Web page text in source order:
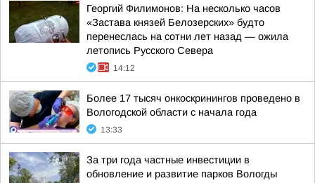
Георгий Филимонов: На несколько часов
«Застава князей Белозерских» будто
перенеслась на сотни лет назад — ожила
летопись Русского Севера
14:12
Более 17 тысяч онкоскринингов проведено в
Вологодской области с начала года
13:33
За три года частные инвестиции в
обновление и развитие парков Вологды